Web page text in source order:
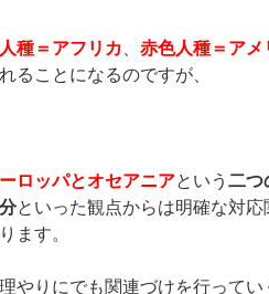
種＝アフリカ 赤色人種＝アメ
ることになるのですが、
ロッパとオセアニアという 二つ
といった観点からは明確な対
ます。
やりにでも関連づけを行ってい